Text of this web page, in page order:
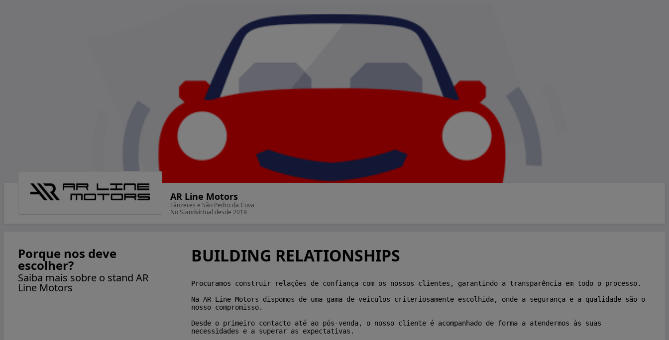
AR Line Motors
Fânzeres e São Pedro da Cova
No Standvirtual desde 2019
Porque nos deve
escolher?
Saiba mais sobre o stand AR
Line Motors
BUILDING RELATIONSHIPS
Procuramos construir relações de confiança com os nossos clientes, garantindo a transparência em todo o processo.
Na AR Line Motors dispomos de uma gama de veículos criteriosamente escolhida, onde a segurança e a qualidade são o
nosso compromisso.
Desde o primeiro contacto até ao pós-venda, o nosso cliente é acompanhado de forma a atendermos às suas
necessidades e a superar as expectativas.